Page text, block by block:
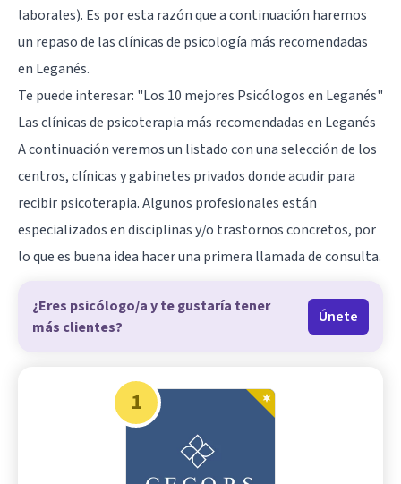
laborales). Es por esta razón que a continuación haremos
un repaso de las clínicas de psicología más recomendadas
en Leganés.
Te puede interesar: "Los 10 mejores Psicólogos en Leganés"
Las clínicas de psicoterapia más recomendadas en Leganés
A continuación veremos un listado con una selección de los
centros, clínicas y gabinetes privados donde acudir para
recibir psicoterapia. Algunos profesionales están
especializados en disciplinas y/o trastornos concretos, por
lo que es buena idea hacer una primera llamada de consulta.
¿Eres psicólogo/a y te gustaría tener
más clientes?
Únete
1